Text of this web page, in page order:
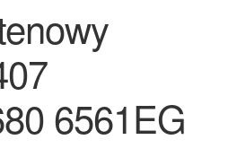
6561EG